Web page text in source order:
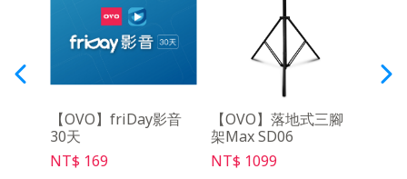
【OVO】friDay影音
30天
NT$ 169
【OVO】落地式三腳
架Max SD06
NT$ 1099